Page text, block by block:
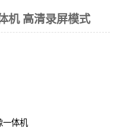
机 高清录屏模式
一体机